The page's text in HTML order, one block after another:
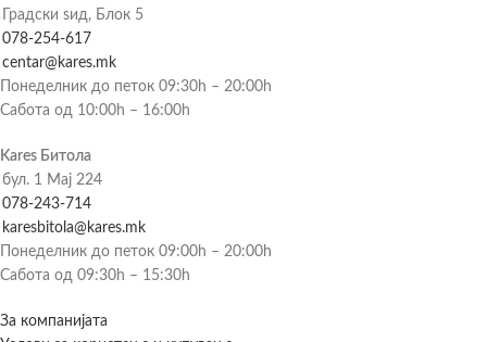
Градски ѕид, Блок 5
078-254-617
centar@kares.mk
Понеделник до петок 09:30h – 20:00h
Сабота од 10:00h – 16:00h
Kares Битола
бул. 1 Мај 224
078-243-714
karesbitola@kares.mk
Понеделник до петок 09:00h – 20:00h
Сабота од 09:30h – 15:30h
За компанијата